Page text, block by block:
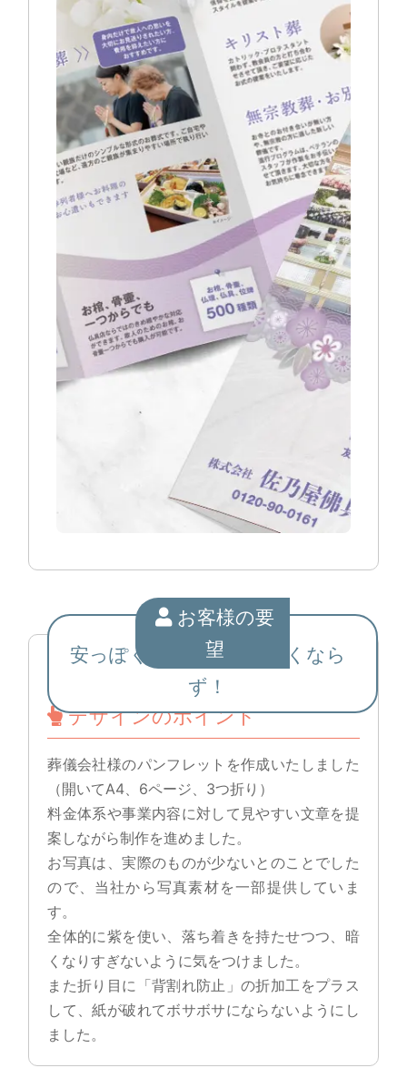
お客様の要
望
安っぽくならず、堅苦しくなら
ず！
デザインのポイント
葬儀会社様のパンフレットを作成いたしました
（開いてA4、6ページ、3つ折り）
料金体系や事業内容に対して見やすい文章を提
案しながら制作を進めました。
お写真は、実際のものが少ないとのことでした
ので、当社から写真素材を一部提供していま
す。
全体的に紫を使い、落ち着きを持たせつつ、暗
くなりすぎないように気をつけました。
また折り目に「背割れ防止」の折加工をプラス
して、紙が破れてボサボサにならないようにし
ました。